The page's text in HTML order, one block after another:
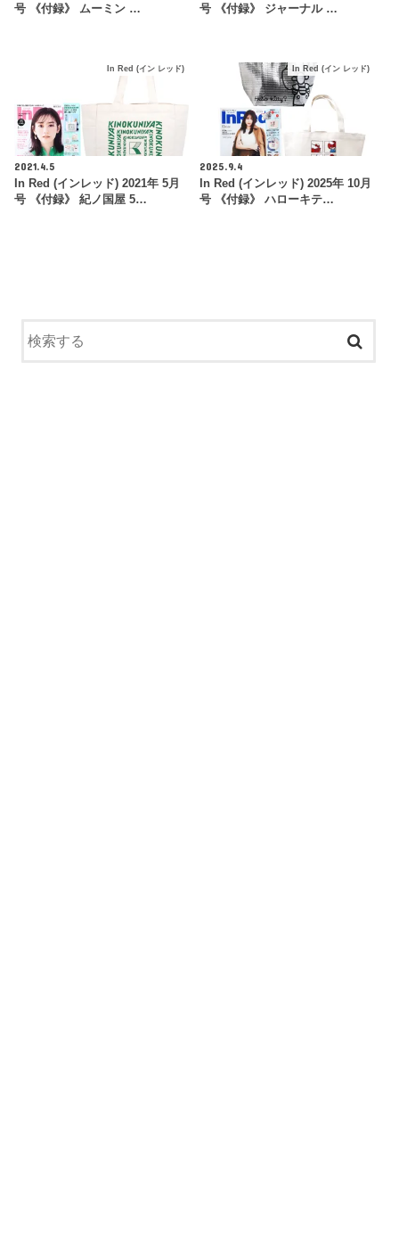
号 《付録》 ムーミン …
号 《付録》 ジャーナル …
In Red (イン レッド)
2021.4.5
In Red (インレッド) 2021年 5月
号 《付録》 紀ノ国屋 5…
In Red (イン レッド)
2025.9.4
In Red (インレッド) 2025年 10月
号 《付録》 ハローキテ…